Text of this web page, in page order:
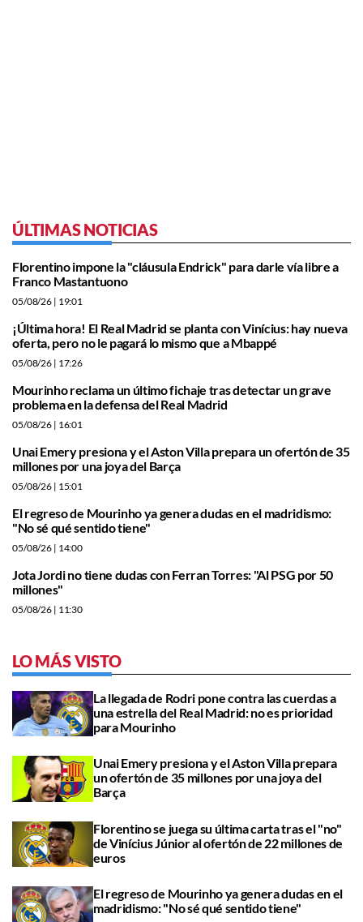
ÚLTIMAS NOTICIAS
Florentino impone la "cláusula Endrick" para darle vía libre a
Franco Mastantuono
05/08/26 | 19:01
¡Última hora! El Real Madrid se planta con Vinícius: hay nueva
oferta, pero no le pagará lo mismo que a Mbappé
05/08/26 | 17:26
Mourinho reclama un último fichaje tras detectar un grave
problema en la defensa del Real Madrid
05/08/26 | 16:01
Unai Emery presiona y el Aston Villa prepara un ofertón de 35
millones por una joya del Barça
05/08/26 | 15:01
El regreso de Mourinho ya genera dudas en el madridismo:
"No sé qué sentido tiene"
05/08/26 | 14:00
Jota Jordi no tiene dudas con Ferran Torres: "Al PSG por 50
millones"
05/08/26 | 11:30
LO MÁS VISTO
La llegada de Rodri pone contra las cuerdas a
una estrella del Real Madrid: no es prioridad
para Mourinho
Unai Emery presiona y el Aston Villa prepara
un ofertón de 35 millones por una joya del
Barça
Florentino se juega su última carta tras el "no"
de Vinícius Júnior al ofertón de 22 millones de
euros
El regreso de Mourinho ya genera dudas en el
madridismo: "No sé qué sentido tiene"